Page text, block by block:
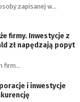
zapisanej w…
firmy. Inwestycje z
zł napędzają popyt
firm…
i inwestycje